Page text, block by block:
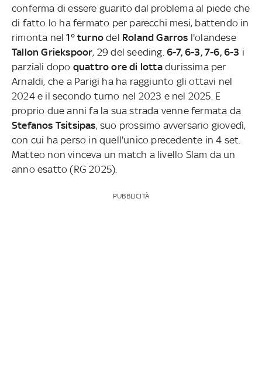
conferma di essere guarito dal problema al piede che
di fatto lo ha fermato per parecchi mesi, battendo in
rimonta nel1° turnodel Roland Garros l'olandese
Tallon Griekspoor, 29 del seeding.6-7, 6-3, 7-6, 6-3 i
parziali dopo quattro ore di lottadurissima per
Arnaldi, che a Parigi ha ha raggiunto gli ottavi nel
2024 e il secondo turno nel 2023 e nel 2025. E
proprio due anni fa la sua strada venne fermata da
Stefanos Tsitsipas, suo prossimo avversario giovedì,
con cui ha perso in quell'unico precedente in 4 set.
Matteo non vinceva un match a livello Slam da un
anno esatto (RG 2025).
PUBBLICITÀ